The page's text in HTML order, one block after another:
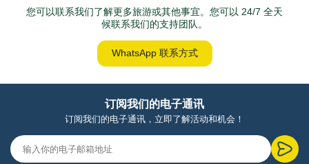
您可以联系我们了解更多旅游或其他事宜。您可以 24/7 全天
候联系我们的支持团队。
WhatsApp 联系方式
订阅我们的电子通讯
订阅我们的电子通讯，立即了解活动和机会！